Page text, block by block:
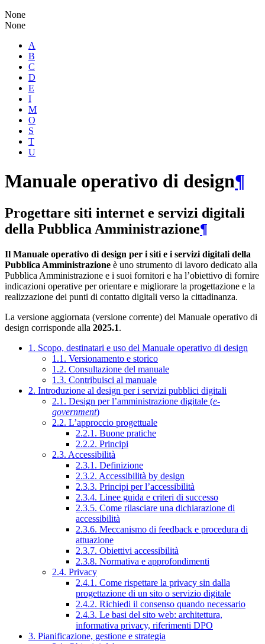
None
None
A
B
C
D
E
I
M
O
S
T
U
Manuale operativo di design¶
Progettare siti internet e servizi digitali
della Pubblica Amministrazione¶
Il Manuale operativo di design per i siti e i servizi digitali della
Pubblica Amministrazione è uno strumento di lavoro dedicato alla
Pubblica Amministrazione e i suoi fornitori e ha l’obiettivo di fornire
indicazioni operative per orientare e migliorare la progettazione e la
realizzazione dei punti di contatto digitali verso la cittadinanza.
La versione aggiornata (versione corrente) del Manuale operativo di
design corrisponde alla 2025.1.
1. Scopo, destinatari e uso del Manuale operativo di design
1.1. Versionamento e storico
1.2. Consultazione del manuale
1.3. Contribuisci al manuale
2. Introduzione al design per i servizi pubblici digitali
2.1. Design per l’amministrazione digitale (e-
government)
2.2. L’approccio progettuale
2.2.1. Buone pratiche
2.2.2. Principi
2.3. Accessibilità
2.3.1. Definizione
2.3.2. Accessibilità by design
2.3.3. Principi per l’accessibilità
2.3.4. Linee guida e criteri di successo
2.3.5. Come rilasciare una dichiarazione di
accessibilità
2.3.6. Meccanismo di feedback e procedura di
attuazione
2.3.7. Obiettivi accessibilità
2.3.8. Normativa e approfondimenti
2.4. Privacy
2.4.1. Come rispettare la privacy sin dalla
progettazione di un sito o servizio digitale
2.4.2. Richiedi il consenso quando necessario
2.4.3. Le basi del sito web: architettura,
informativa privacy, riferimenti DPO
3. Pianificazione, gestione e strategia